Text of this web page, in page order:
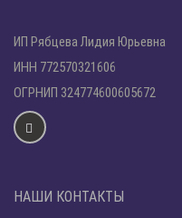
ИП Рябцева Лидия Юрьевна
ИНН 772570321606
ОГРНИП 324774600605672
НАШИ КОНТАКТЫ